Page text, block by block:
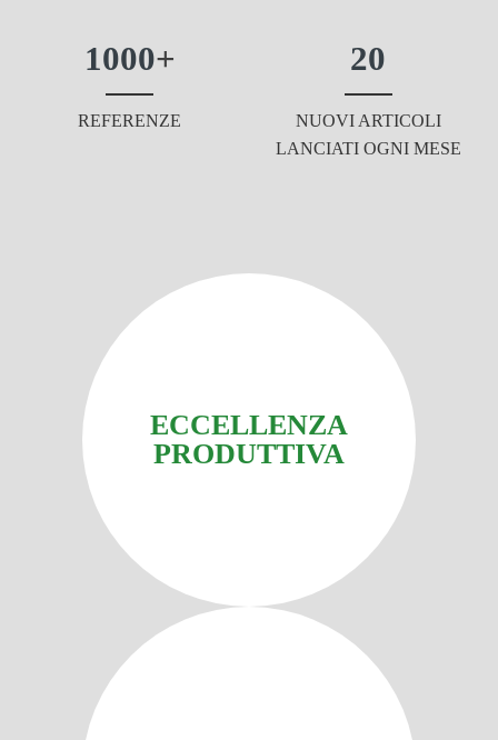
1000+
REFERENZE
20
NUOVI ARTICOLI
LANCIATI OGNI MESE
ECCELLENZA
PRODUTTIVA